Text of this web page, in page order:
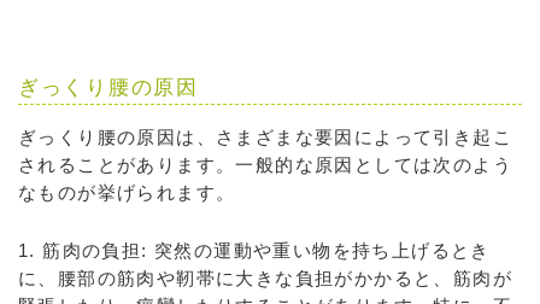
ぎっくり腰の原因
ぎっくり腰の原因は、さまざまな要因によって引き起こ
されることがあります。一般的な原因としては次のよう
なものが挙げられます。
1. 筋肉の負担: 突然の運動や重い物を持ち上げるとき
に、腰部の筋肉や靭帯に大きな負担がかかると、筋肉が